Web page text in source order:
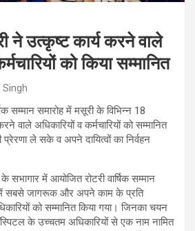
ने उत्कृष्ट कार्य करने वाले
को किया सम्मानित
Singh
सम्मान समारोह में मसूरी के विभिन्न 18
वाले अधिकारियों व कर्मचारियों को सम्मानित
प्रेरणा ले सके व अपने दायित्वों का निर्वहन
में आयोजित रोटरी वार्षिक सम्मान
में सबसे जागरूक और अपने काम के प्रति
को सम्मानित किया गया। जिनका चयन
के उच्चतम अधिकारियों से एक नाम नामित